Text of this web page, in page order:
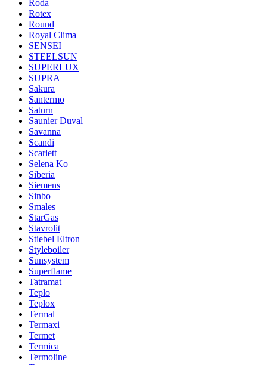
Roda
Rotex
Round
Royal Clima
SENSEI
STEELSUN
SUPERLUX
SUPRA
Sakura
Santermo
Saturn
Saunier Duval
Savanna
Scandi
Scarlett
Selena Ko
Siberia
Siemens
Sinbo
Smales
StarGas
Stavrolit
Stiebel Eltron
Styleboiler
Sunsystem
Superflame
Tatramat
Teplo
Teplox
Termal
Termaxi
Termet
Termica
Termoline